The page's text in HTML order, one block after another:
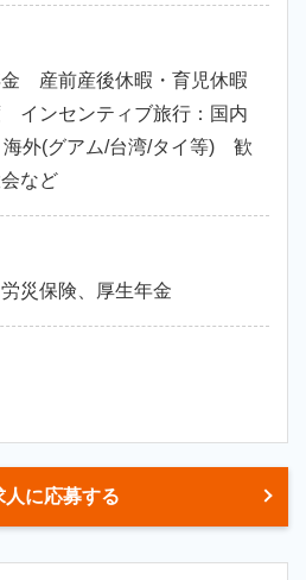
金 産前産後休暇・育児休暇
インセンティブ旅行：国内
海外(グアム/台湾/タイ等) 歓
など
災保険、厚生年金
人に応募する